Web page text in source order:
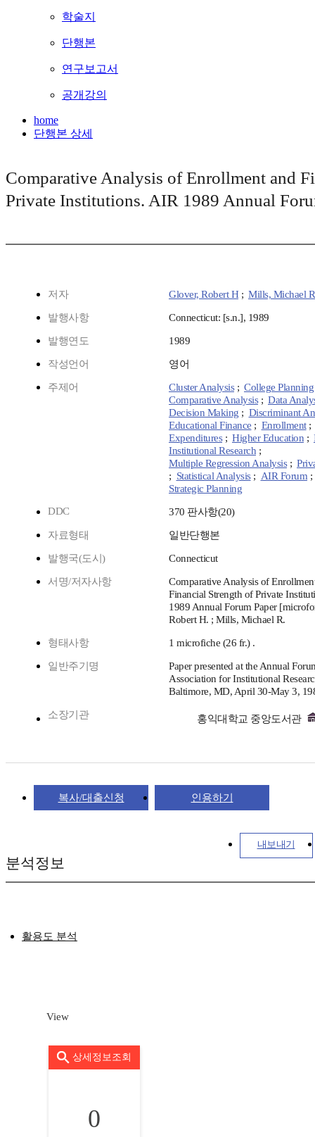
학술지
단행본
연구보고서
공개강의
home
단행본 상세
Comparative Analysis of Enrollment and
Private Institutions. AIR 1989 Annual
저자 Glover, Robert H; Mills, Michael R
발행사항 Connecticut: [s.n.], 1989
발행연도 1989
작성언어 영어
주제어 Cluster Analysis; College Planning
Comparative Analysis; Data
Decision Making ; Discriminant
Educational Finance ; Enrollment;
Expenditures; Higher Education ;
Institutional Research ;
Multiple Regression Analysis;
; Statistical Analysis; AIR Forum;
Strategic Planning
DDC
370 판사항(20)
자료형태 일반단행본
발행국(도시) Connecticut
서명/저자사항
Comparative Analysis of
Financial Strength of Private
1989 Annual Forum Paper
Robert H. ; Mills, Michael R.
형태사항 1 microfiche (26 fr.) .
일반주기명
Paper presented at the Annual
Association for Institutional
Baltimore, MD, April 30-May 3,
소장기관 홍익대학교 중앙도서관
복사/대출신청 인용하기
내보내기
분석정보
활용도 분석
View
상세정보조회
0